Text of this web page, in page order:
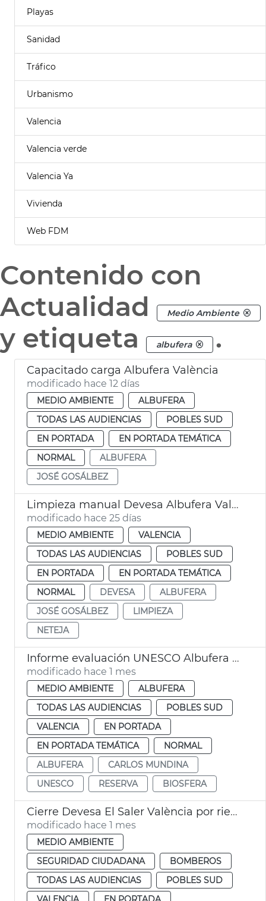
Playas
Sanidad
Tráfico
Urbanismo
Valencia
Valencia verde
Valencia Ya
Vivienda
Web FDM
Contenido con
Actualidad
Medio Ambiente
y etiqueta albufera .
Capacitado carga Albufera València
modificado hace 12 días
MEDIO AMBIENTE
ALBUFERA
TODAS LAS AUDIENCIAS
POBLES SUD
EN PORTADA
EN PORTADA TEMÁTICA
NORMAL
ALBUFERA
JOSÉ GOSÁLBEZ
Limpieza manual Devesa Albufera València
modificado hace 25 días
MEDIO AMBIENTE
VALENCIA
TODAS LAS AUDIENCIAS
POBLES SUD
EN PORTADA
EN PORTADA TEMÁTICA
NORMAL
DEVESA
ALBUFERA
JOSÉ GOSÁLBEZ
LIMPIEZA
NETEJA
Informe evaluación UNESCO Albufera València reserva biosfera
modificado hace 1 mes
MEDIO AMBIENTE
ALBUFERA
TODAS LAS AUDIENCIAS
POBLES SUD
VALENCIA
EN PORTADA
EN PORTADA TEMÁTICA
NORMAL
ALBUFERA
CARLOS MUNDINA
UNESCO
RESERVA BIOSFERA
Cierre Devesa El Saler València por riesgo incendios
modificado hace 1 mes
MEDIO AMBIENTE
SEGURIDAD CIUDADANA
BOMBEROS
TODAS LAS AUDIENCIAS
POBLES SUD